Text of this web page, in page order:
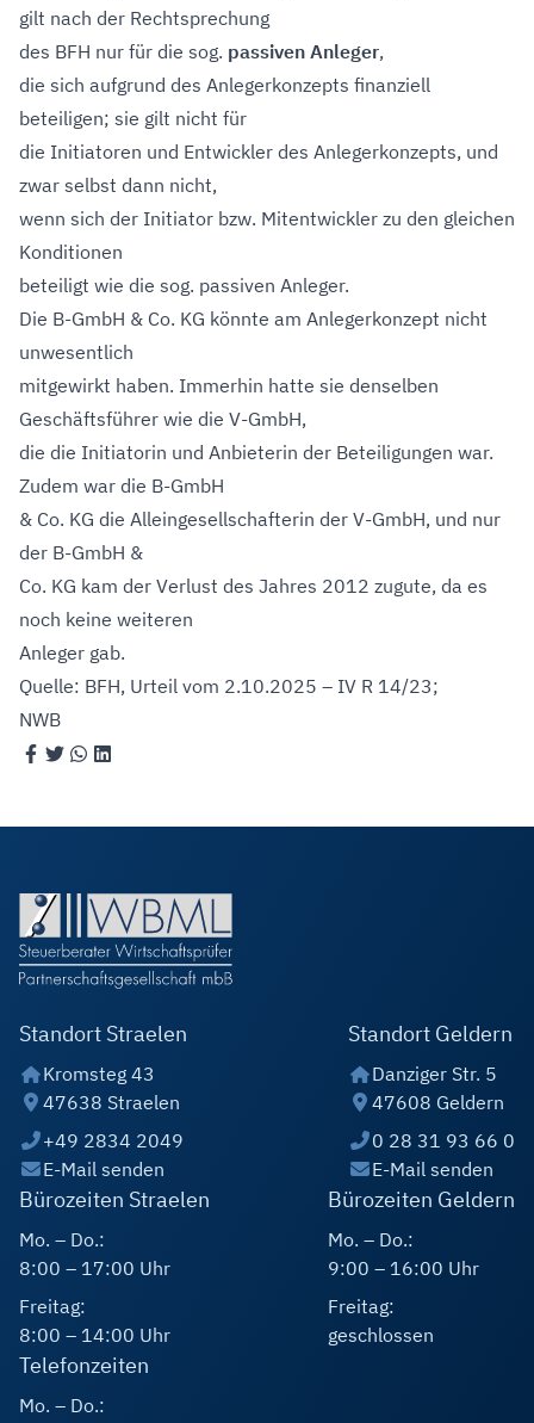
gilt nach der Rechtsprechung
des BFH nur für die sog. passiven Anleger,
die sich aufgrund des Anlegerkonzepts finanziell
beteiligen; sie gilt nicht für
die Initiatoren und Entwickler des Anlegerkonzepts, und
zwar selbst dann nicht,
wenn sich der Initiator bzw. Mitentwickler zu den gleichen
Konditionen
beteiligt wie die sog. passiven Anleger.
Die B-GmbH & Co. KG könnte am Anlegerkonzept nicht
unwesentlich
mitgewirkt haben. Immerhin hatte sie denselben
Geschäftsführer wie die V-GmbH,
die die Initiatorin und Anbieterin der Beteiligungen war.
Zudem war die B-GmbH
& Co. KG die Alleingesellschafterin der V-GmbH, und nur
der B-GmbH &
Co. KG kam der Verlust des Jahres 2012 zugute, da es
noch keine weiteren
Anleger gab.
Quelle: BFH, Urteil vom 2.10.2025 – IV R 14/23;
NWB
Standort Straelen
Kromsteg 43
47638 Straelen
+49 2834 2049
E-Mail senden
Standort Geldern
Danziger Str. 5
47608 Geldern
0 28 31 93 66 0
E-Mail senden
Bürozeiten Straelen
Mo. – Do.:
8:00 – 17:00 Uhr
Freitag:
8:00 – 14:00 Uhr
Bürozeiten Geldern
Mo. – Do.:
9:00 – 16:00 Uhr
Freitag:
geschlossen
Telefonzeiten
Mo. – Do.: